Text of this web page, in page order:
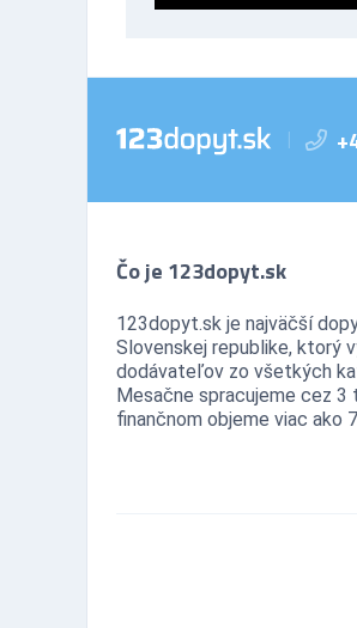
Čo je 123dopyt.sk
123dopyt.sk je najväčší
Slovenskej republike, ktorý
dodávateľov zo všetkých
Mesačne spracujeme cez 3
finančnom objeme viac ako